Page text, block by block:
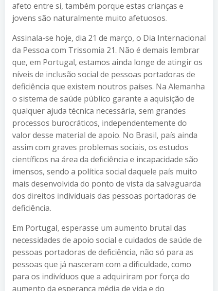
afeto entre si, também porque estas crianças e
jovens são naturalmente muito afetuosos.
Assinala-se hoje, dia 21 de março, o Dia Internacional
da Pessoa com Trissomia 21. Não é demais lembrar
que, em Portugal, estamos ainda longe de atingir os
níveis de inclusão social de pessoas portadoras de
deficiência que existem noutros países. Na Alemanha
o sistema de saúde público garante a aquisição de
qualquer ajuda técnica necessária, sem grandes
processos burocráticos, independentemente do
valor desse material de apoio. No Brasil, país ainda
assim com graves problemas sociais, os estudos
científicos na área da deficiência e incapacidade são
imensos, sendo a política social daquele país muito
mais desenvolvida do ponto de vista da salvaguarda
dos direitos individuais das pessoas portadoras de
deficiência.
Em Portugal, esperasse um aumento brutal das
necessidades de apoio social e cuidados de saúde de
pessoas portadoras de deficiência, não só para as
pessoas que já nasceram com a dificuldade, como
para os indivíduos que a adquiriram por força do
aumento da esperança média de vida e do